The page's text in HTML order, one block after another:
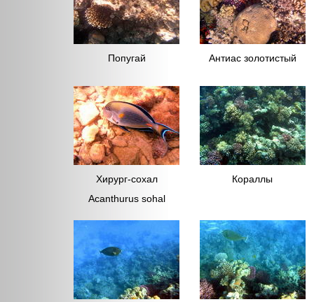
Попугай Антиас золотистый
Хирург-сохал
Кораллы
Acanthurus sohal